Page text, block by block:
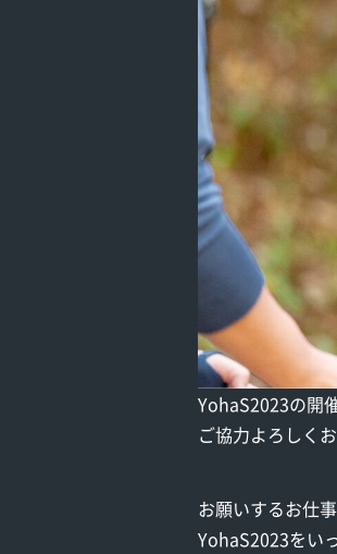
YohaS2023の開
ご協力よろしく
お願いするお仕
YohaS2023をい